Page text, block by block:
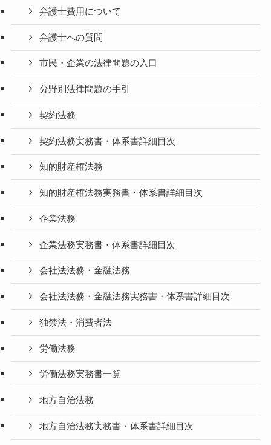
弁護士費用について
弁護士への質問
市民・企業の法律問題の入口
分野別法律問題の手引
契約法務
契約法務実務書・体系書詳細目次
知的財産権法務
知的財産権法務実務書・体系書詳細目次
企業法務
企業法務実務書・体系書詳細目次
会社法法務・金融法務
会社法法務・金融法務実務書・体系書詳細目次
独禁法・消費者法
労働法務
労働法務実務書一覧
地方自治法務
地方自治法務実務書・体系書詳細目次